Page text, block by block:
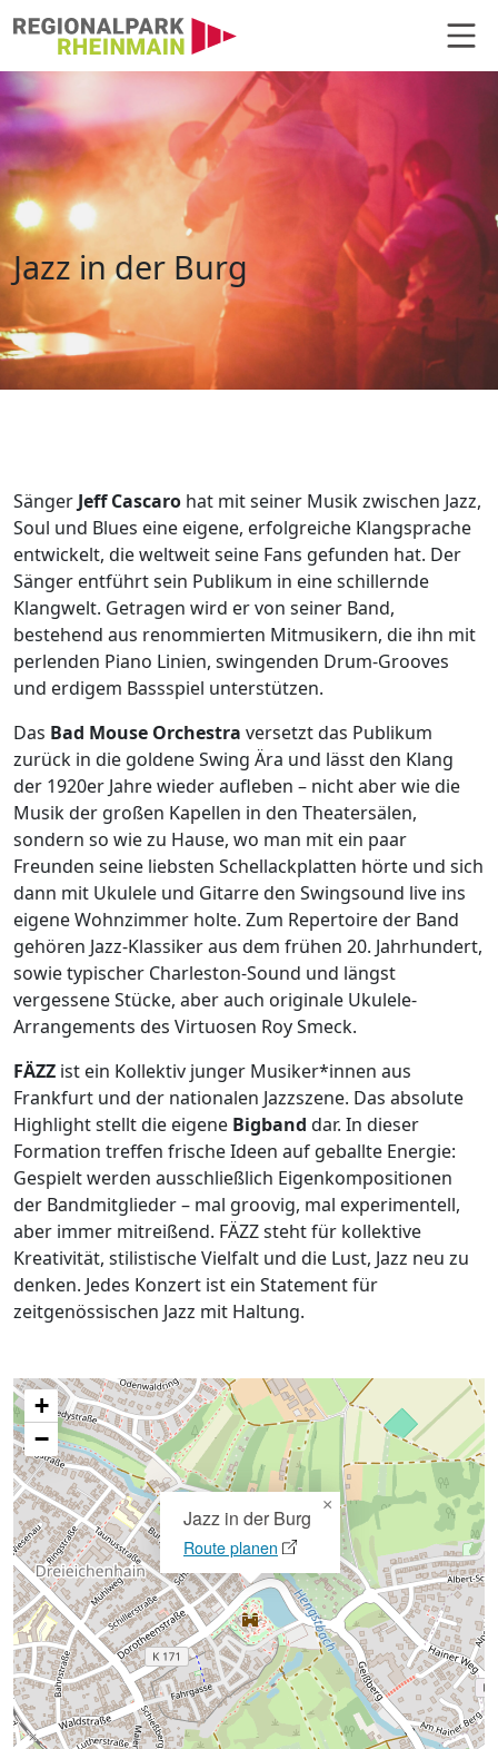
Jazz in der Burg
Hauptnavigation
Jazz in der Burg
Sänger Jeff Cascaro hat mit seiner Musik zwischen Jazz,
Soul und Blues eine eigene, erfolgreiche Klangsprache
entwickelt, die weltweit seine Fans gefunden hat. Der
Sänger entführt sein Publikum in eine schillernde
Klangwelt. Getragen wird er von seiner Band,
bestehend aus renommierten Mitmusikern, die ihn mit
perlenden Piano Linien, swingenden Drum-Grooves
und erdigem Bassspiel unterstützen.
Das Bad Mouse Orchestra versetzt das Publikum
zurück in die goldene Swing Ära und lässt den Klang
der 1920er Jahre wieder aufleben – nicht aber wie die
Musik der großen Kapellen in den Theatersälen,
sondern so wie zu Hause, wo man mit ein paar
Freunden seine liebsten Schellackplatten hörte und sich
dann mit Ukulele und Gitarre den Swingsound live ins
eigene Wohnzimmer holte. Zum Repertoire der Band
gehören Jazz-Klassiker aus dem frühen 20. Jahrhundert,
sowie typischer Charleston-Sound und längst
vergessene Stücke, aber auch originale Ukulele-
Arrangements des Virtuosen Roy Smeck.
FÄZZ ist ein Kollektiv junger Musiker*innen aus
Frankfurt und der nationalen Jazzszene. Das absolute
Highlight stellt die eigene Bigband dar. In dieser
Formation treffen frische Ideen auf geballte Energie:
Gespielt werden ausschließlich Eigenkompositionen
der Bandmitglieder – mal groovig, mal experimentell,
aber immer mitreißend. FÄZZ steht für kollektive
Kreativität, stilistische Vielfalt und die Lust, Jazz neu zu
denken. Jedes Konzert ist ein Statement für
zeitgenössischen Jazz mit Haltung.
Jazz in der Burg
Route planen
×
+
−